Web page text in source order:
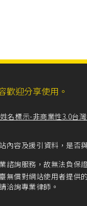
歡迎分享使用。
名標示-非商業性3.0台
內容及援引資料，是否
諮詢服務，故無法負保
無償對網站使用者提供
洽詢專業律師。